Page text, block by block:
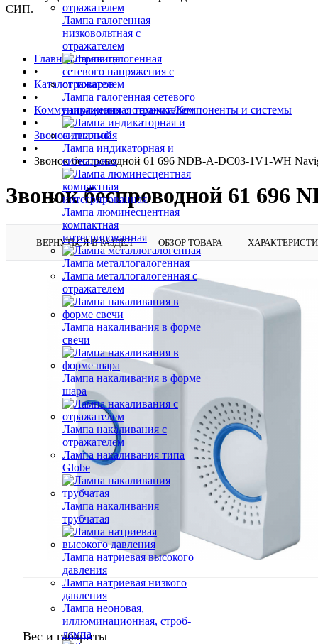
Лампа галогенная
низковольтная с
отражателем
Лампа галогенная сетевого
напряжения с отражателем
Лампа индикаторная и
сигнальная
Лампа люминесцентная
компактная
интегрированная
Лампа металлогалогенная
Лампа металлогалогенная с
отражателем
Лампа накаливания в форме
свечи
Лампа накаливания в форме
шара
Лампа накаливания с
отражателем
Лампа накаливания типа
Globe
Лампа накаливания
трубчатая
Лампа натриевая высокого
давления
Лампа натриевая низкого
давления
Лампа неоновая,
иллюминационная, строб-
лампа
СИП.
Главная страница
•
Каталог товаров
•
Коммуникационная техника/Компоненты и системы
•
Звонок дверной
•
Звонок беспроводной 61 696 NDB-A-DC03-1V1-WH
Звонок беспроводной 61 696
ВЕРНУТЬСЯ В РАЗДЕЛ ОБЗОР ТОВАРА
Вес и габариты